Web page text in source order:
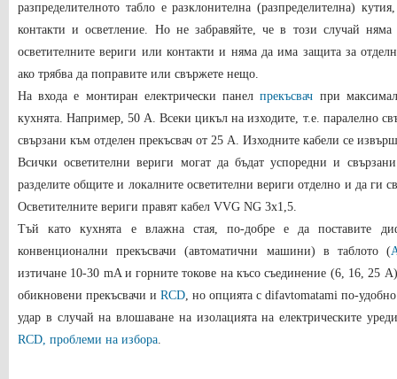
разпределителното табло е разклонителна (разпределителна)
контакти и осветление. Но не забравяйте, че в този случай
осветителните вериги или контакти и няма да има защита за
ако трябва да поправите или свържете нещо.
На входа е монтиран електрически панелпрекъсвач при
кухнята. Например, 50 А. Всеки цикъл на изходите, т.е. паралелно
свързани към отделен прекъсвач от 25 A. Изходните кабели се
Всички осветителни вериги могат да бъдат успоредни и
разделите общите и локалните осветителни вериги отделно и да ги
Осветителните вериги правят кабел VVG NG 3x1,5.
Тъй като кухнята е влажна стая, по-добре е да поставите
конвенционални прекъсвачи (автоматични машини) в таблото (
изтичане 10-30 mA и горните токове на късо съединение (6, 16, 25
обикновени прекъсвачи и RCD, но опцията с difavtomatami по-
удар в случай на влошаване на изолацията на електрическите
RCD, проблеми на избора.